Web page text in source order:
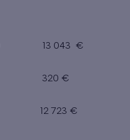
13 043 €
320 €
12 723 €